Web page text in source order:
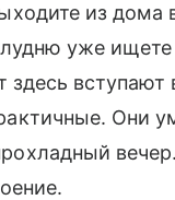
из дома
уже ищете
вступают
Они